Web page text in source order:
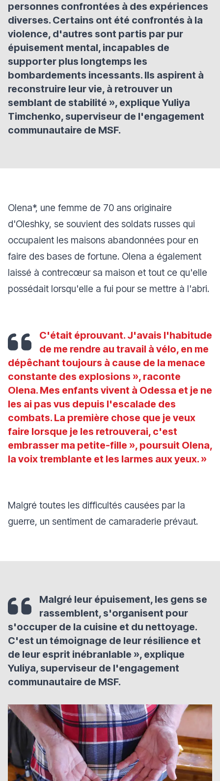
personnes confrontées à des expériences
diverses. Certains ont été confrontés à la
violence, d'autres sont partis par pur
épuisement mental, incapables de
supporter plus longtemps les
bombardements incessants. Ils aspirent à
reconstruire leur vie, à retrouver un
semblant de stabilité », explique Yuliya
Timchenko, superviseur de l'engagement
communautaire de MSF.
Olena*, une femme de 70 ans originaire
d'Oleshky, se souvient des soldats russes qui
occupaient les maisons abandonnées pour en
faire des bases de fortune. Olena a également
laissé à contrecœur sa maison et tout ce qu'elle
possédait lorsqu'elle a fui pour se mettre à l'abri.
C'était éprouvant. J'avais l'habitude
de me rendre au travail à vélo, en me
dépêchant toujours à cause de la menace
constante des explosions », raconte
Olena. Mes enfants vivent à Odessa et je ne
les ai pas vus depuis l'escalade des
combats. La première chose que je veux
faire lorsque je les retrouverai, c'est
embrasser ma petite-fille », poursuit Olena,
la voix tremblante et les larmes aux yeux. »
Malgré toutes les difficultés causées par la
guerre, un sentiment de camaraderie prévaut.
Malgré leur épuisement, les gens se
rassemblent, s'organisent pour
s'occuper de la cuisine et du nettoyage.
C'est un témoignage de leur résilience et
de leur esprit inébranlable », explique
Yuliya, superviseur de l'engagement
communautaire de MSF.